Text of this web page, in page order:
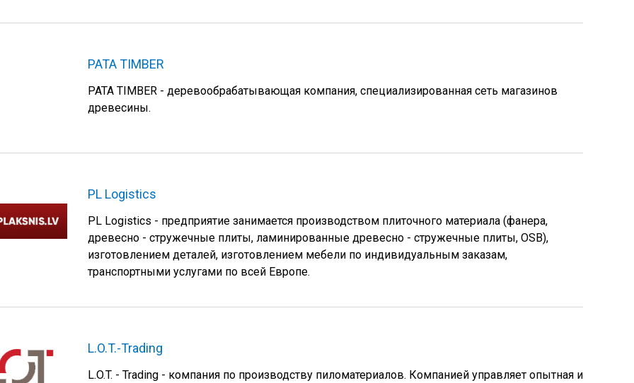
PATA TIMBER
PATA TIMBER - деревообрабатывающая компания, специализированная сеть магазинов
древесины.
PL Logistics
PL Logistics - предприятие занимается производством плиточного материала (фанера,
древесно - стружечные плиты, ламинированные древесно - стружечные плиты, OSB),
изготовлением деталей, изготовлением мебели по индивидуальным заказам,
транспортными услугами по всей Европе.
L.O.T.-Trading
L.O.T. - Trading - компания по производству пиломатериалов. Компанией управляет опытная и